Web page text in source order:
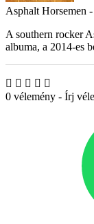
Asphalt Horsemen
A southern rocker
albuma, a 2014-es
0 vélemény - Írj